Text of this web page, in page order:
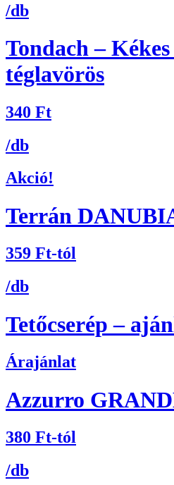
/db
Tondach – Kékes
téglavörös
340 Ft
/db
Akció!
Terrán
359 Ft-tól
/db
Tetőcserép –
Árajánlat
Azzurro
380 Ft-tól
/db